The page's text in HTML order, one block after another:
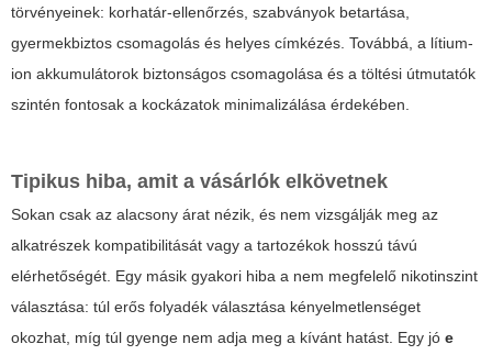
törvényeinek: korhatár-ellenőrzés, szabványok betartása,
gyermekbiztos csomagolás és helyes címkézés. Továbbá, a lítium-
ion akkumulátorok biztonságos csomagolása és a töltési útmutatók
szintén fontosak a kockázatok minimalizálása érdekében.
Tipikus hiba, amit a vásárlók elkövetnek
Sokan csak az alacsony árat nézik, és nem vizsgálják meg az
alkatrészek kompatibilitását vagy a tartozékok hosszú távú
elérhetőségét. Egy másik gyakori hiba a nem megfelelő nikotinszint
választása: túl erős folyadék választása kényelmetlenséget
okozhat, míg túl gyenge nem adja meg a kívánt hatást. Egy jó e